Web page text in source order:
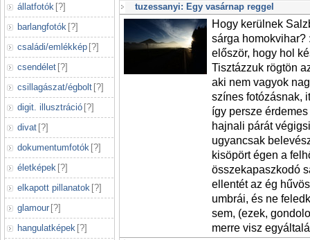
állatfotók [?]
barlangfotók [?]
családi/emlékkép [?]
csendélet [?]
csillagászat/égbolt [?]
digit. illusztráció [?]
divat [?]
dokumentumfotók [?]
életképek [?]
elkapott pillanatok [?]
glamour [?]
hangulatképek [?]
tuzessanyi: Egy vasárnap reggel
Hogy kerülnek
sárga homokvihar?
először, hogy hol
Tisztázzuk rögtön
aki nem vagyok
színes fotózásnak,
így persze
hajnali párát
ugyancsak
kisöpört égen a
összekapaszkodó
ellentét az ég
umbrái, és ne
sem, (ezek,
merre visz